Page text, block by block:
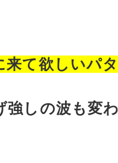
来て欲しいパ
強しの波も変